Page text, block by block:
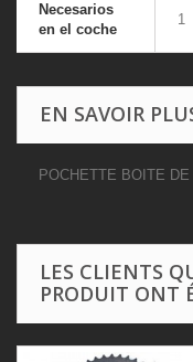
Necesarios
en el coche
1
EN SAVOIR
POCHETTE BOITE
LES CLIENTS
PRODUIT ONT